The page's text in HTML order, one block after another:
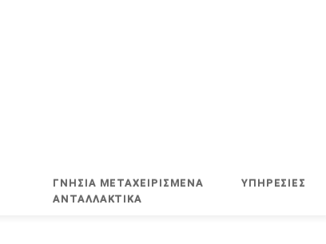
ΓΝΗΣΙΑ ΜΕΤΑΧΕΙΡΙΣΜΕΝΑ
ΑΝΤΑΛΛΑΚΤΙΚΑ
ΥΠΗΡΕΣΊΕΣ